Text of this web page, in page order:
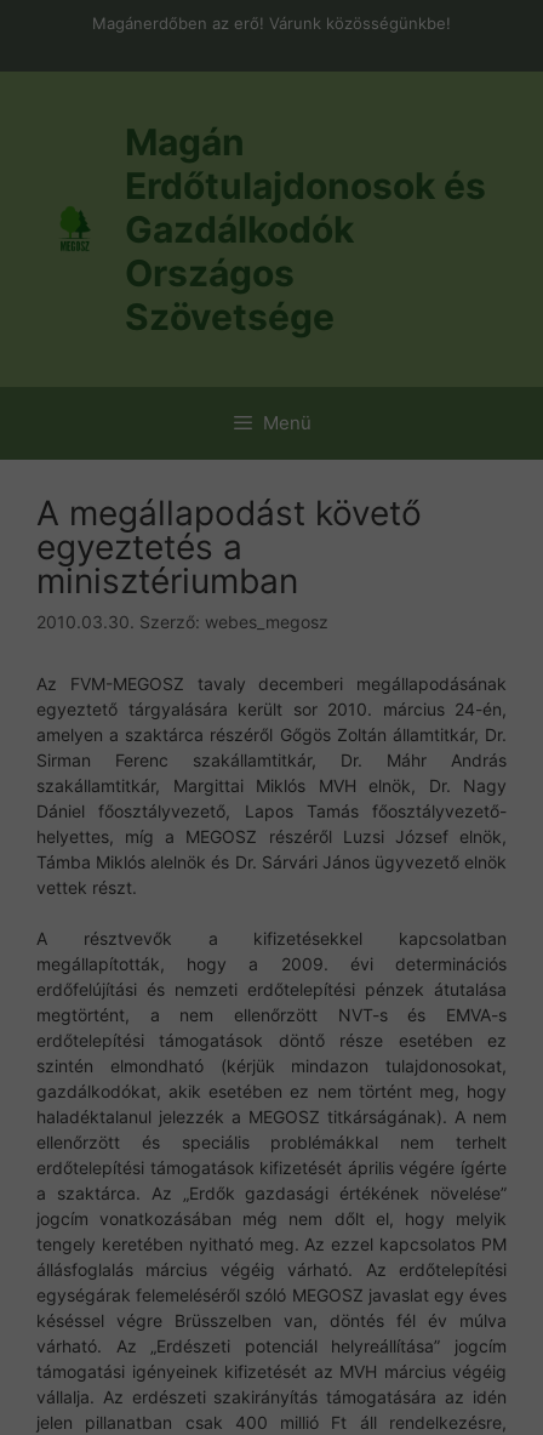
Magánerdőben az erő! Várunk közösségünkbe!
Magán
Erdőtulajdonosok és
Gazdálkodók
Országos
Szövetsége
Menü
A megállapodást követő
egyeztetés a
minisztériumban
2010.03.30. Szerző: webes_megosz
Az FVM-MEGOSZ tavaly decemberi megállapodásának
egyeztető tárgyalására került sor 2010. március 24-én,
amelyen a szaktárca részéről Gőgös Zoltán államtitkár, Dr.
Sirman Ferenc szakállamtitkár, Dr. Máhr András
szakállamtitkár, Margittai Miklós MVH elnök, Dr. Nagy
Dániel főosztályvezető, Lapos Tamás főosztályvezető-
helyettes, míg a MEGOSZ részéről Luzsi József elnök,
Támba Miklós alelnök és Dr. Sárvári János ügyvezető elnök
vettek részt.
A résztvevők a kifizetésekkel kapcsolatban
megállapították, hogy a 2009. évi determinációs
erdőfelújítási és nemzeti erdőtelepítési pénzek átutalása
megtörtént, a nem ellenőrzött NVT-s és EMVA-s
erdőtelepítési támogatások döntő része esetében ez
szintén elmondható (kérjük mindazon tulajdonosokat,
gazdálkodókat, akik esetében ez nem történt meg, hogy
haladéktalanul jelezzék a MEGOSZ titkárságának). A nem
ellenőrzött és speciális problémákkal nem terhelt
erdőtelepítési támogatások kifizetését április végére ígérte
a szaktárca. Az „Erdők gazdasági értékének növelése”
jogcím vonatkozásában még nem dőlt el, hogy melyik
tengely keretében nyitható meg. Az ezzel kapcsolatos PM
állásfoglalás március végéig várható. Az erdőtelepítési
egységárak felemeléséről szóló MEGOSZ javaslat egy éves
késéssel végre Brüsszelben van, döntés fél év múlva
várható. Az „Erdészeti potenciál helyreállítása” jogcím
támogatási igényeinek kifizetését az MVH március végéig
vállalja. Az erdészeti szakirányítás támogatására az idén
jelen pillanatban csak 400 millió Ft áll rendelkezésre,